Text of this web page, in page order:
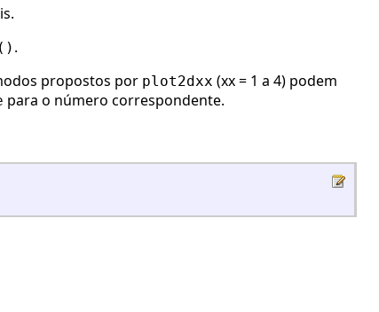
.
propostos por plot2dxx (xx = 1 a 4) podem
para o número correspondente.